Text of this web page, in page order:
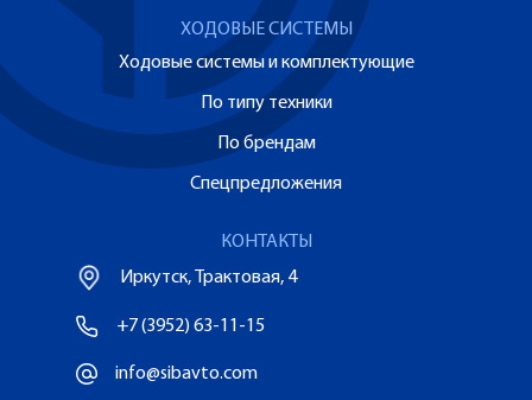
ХОДОВЫЕ СИСТЕМЫ
Ходовые системы и комплектующие
По типу техники
По брендам
Спецпредложения
КОНТАКТЫ
Иркутск, Трактовая, 4
+7 (3952) 63-11-15
info@sibavto.com